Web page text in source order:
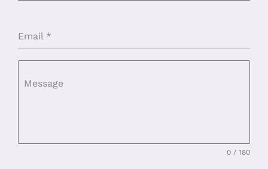
Email *
Message
0 / 180